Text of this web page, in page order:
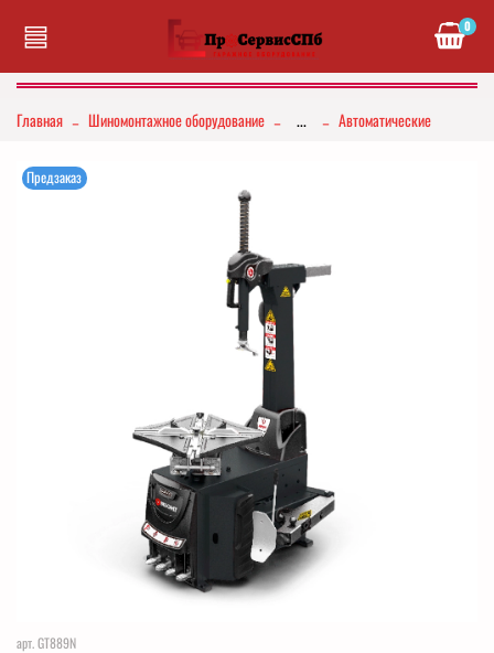
0
Главная Шиномонтажное оборудование ... Автоматические
Предзаказ
арт.GT889N